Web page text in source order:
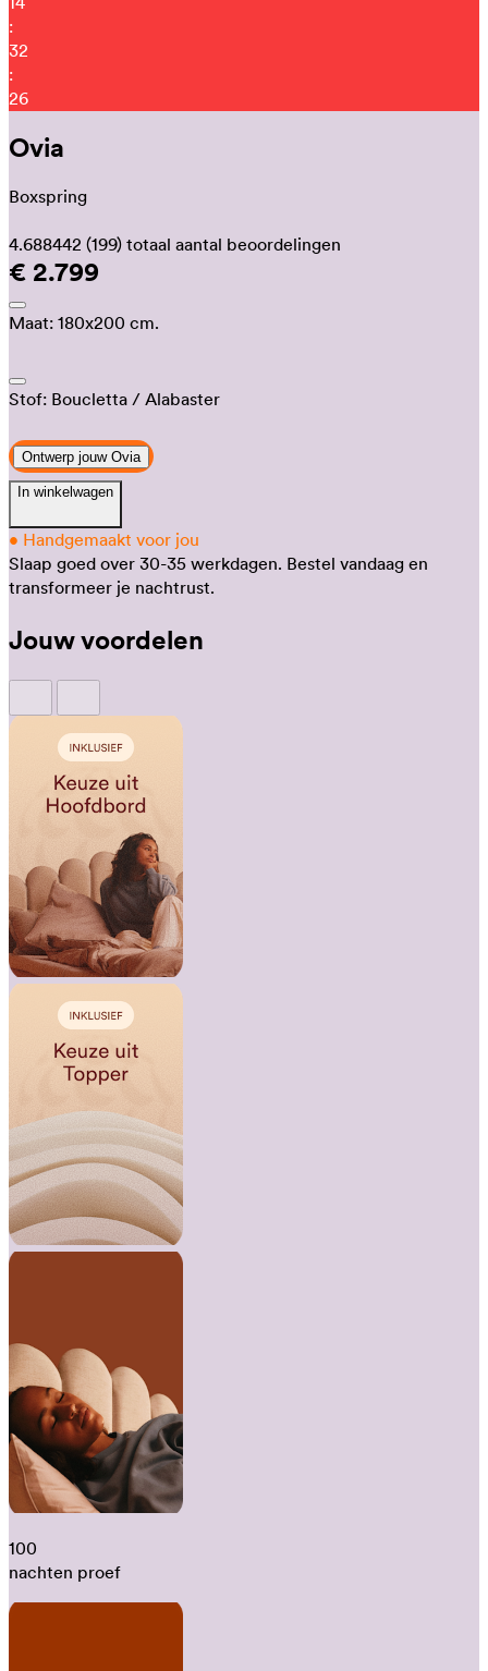
:
32
:
21
Ovia
Boxspring
4.688442 (199) totaal aantal beoordelingen
€ 2.799
Maat: 180x200 cm.
Stof: Boucletta / Alabaster
Ontwerp jouw Ovia
In winkelwagen
• Handgemaakt voor jou
Slaap goed over 30-35 werkdagen. Bestel vandaag en
transformeer je nachtrust.
Jouw voordelen
100
nachten proef